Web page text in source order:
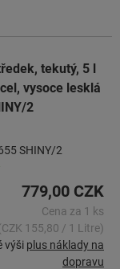
tekutý, 5 l
vysoce lesklá
2
SHINY/2
779,00 CZK
Cena za 1 ks
155,80 / 1 Litre)
výši plus náklady na
dopravu